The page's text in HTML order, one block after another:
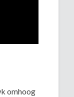
omhoog